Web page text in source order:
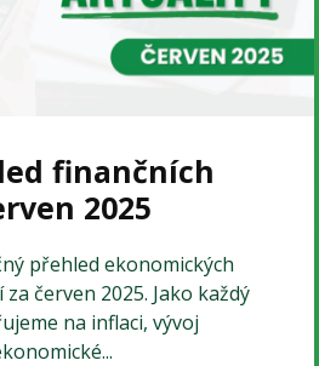
finančních
2025
přehled ekonomických
červen 2025. Jako každý
na inflaci, vývoj